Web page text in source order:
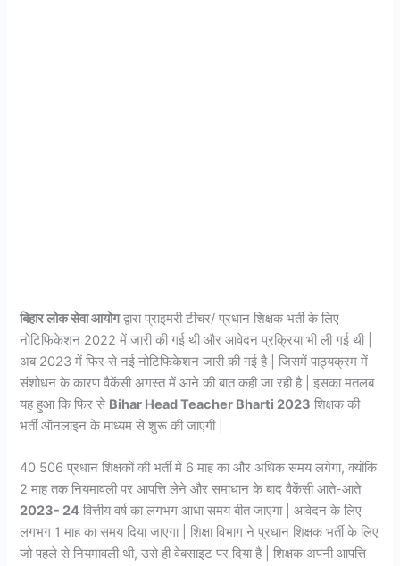
बिहार लोक सेवा आयोगद्वारा प्राइमरी टीचर/ प्रधान शिक्षक भर्ती के लिए
नोटिफिकेशन 2022 में जारी की गई थी और आवेदन प्रक्रिया भी ली गई थी |
अब 2023 में फिर से नई नोटिफिकेशन जारी की गई है | जिसमें पाठ्यक्रम में
संशोधन के कारण वैकेंसी अगस्त में आने की बात कही जा रही है | इसका मतलब
यह हुआ कि फिर से Bihar Head Teacher Bharti 2023 शिक्षक की
भर्ती ऑनलाइन के माध्यम से शुरू की जाएगी |
40 506 प्रधान शिक्षकों की भर्ती में 6 माह का और अधिक समय लगेगा, क्योंकि
2 माह तक नियमावली पर आपत्ति लेने और समाधान के बाद वैकेंसी आते-आते
2023- 24 वित्तीय वर्ष का लगभग आधा समय बीत जाएगा | आवेदन के लिए
लगभग 1 माह का समय दिया जाएगा | शिक्षा विभाग ने प्रधान शिक्षक भर्ती के लिए
जो पहले से नियमावली थी, उसे ही वेबसाइट पर दिया है | शिक्षक अपनी आपत्ति